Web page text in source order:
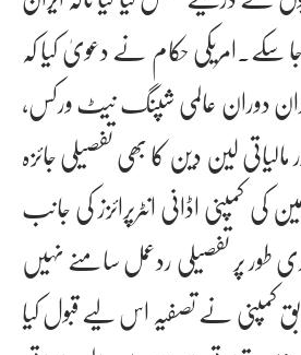
سکے۔امریکی حکام نے دعویٰ کیا کہ
دوران عالمی شپنگ نیٹ ورکس،
لین دین کا بھی تفصیلی جائزہ
کمپنی اڈانی انٹرپرائزز کی جانب
پر تفصیلی ردعمل سامنے نہیں
کمپنی نے تصفیہ اس لیے قبول کیا